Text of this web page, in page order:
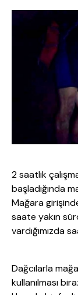
2 saatlik
başladığında
Mağara
saate yakın
vardığımızda
Dağcılarla
kullanılması